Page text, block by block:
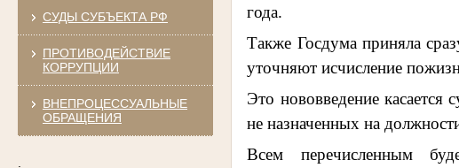
СУДЫ СУБЪЕКТА РФ
ПРОТИВОДЕЙСТВИЕ
КОРРУПЦИИ
ВНЕПРОЦЕССУАЛЬНЫЕ
ОБРАЩЕНИЯ
года.
Также Госдума приняла
уточняют исчисление
Это нововведение касается
не назначенных на
Всем перечисленным